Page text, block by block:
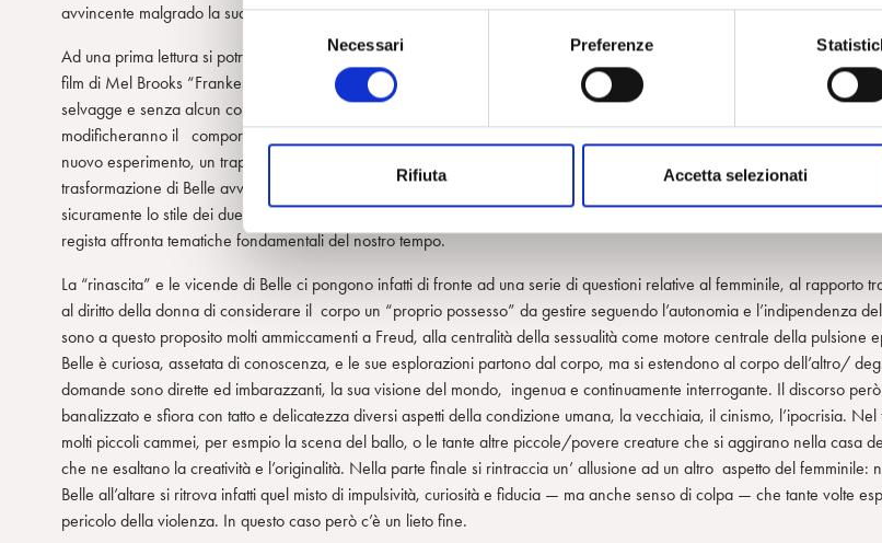
S
z
e
e
l
c
o
n
s
e
n
s
o
Necessari Preferenze
Rifiuta Accetta selezionati
avvincente malgrado la sua lunga durata.
Ad una prima lettura si potrebbe dire che “Povere creature” rappresenta una risposta al femminile, a distanza di circa
film di Mel Brooks “Frankestein Junior” (1974). Generate dalla mente visionaria di scienziati genialoidi, entrambe le
selvagge e senza alcun controllo sugli istinti; nello sviluppo della trama, andranno poi incontro ad una serie di mutamenti
modificheranno il comportamento nel rapporto tra “istinto” e “civiltà”. Nel film di Mel Brooks uttavia tale cambiamento è
nuovo esperimento, un trapianto nella mente della creatura di un po’ del cervello del suo creatore; al contrario in “Povere
trasformazione di Belle avviene gradualmente attraverso un “apprendere dall’esperienza” (Bion 1972). Un’altra
sicuramente lo stile dei due film, in Frankestein Junior l’ironia sconfina nella comicità, in “Povere Creature” con ironia e
regista affronta tematiche fondamentali del nostro tempo.
La “rinascita” e le vicende di Belle ci pongono infatti di fronte ad una serie di questioni relative al femminile, al rapporto
al diritto della donna di considerare il corpo un “proprio possesso” da gestire seguendo l’autonomia e l’indipendenza
sono a questo proposito molti ammiccamenti a Freud, alla centralità della sessualità come motore centrale della pulsione
Belle è curiosa, assetata di conoscenza, e le sue esplorazioni partono dal corpo, ma si estendono al corpo dell’altro/
domande sono dirette ed imbarazzanti, la sua visione del mondo, ingenua e continuamente interrogante. Il discorso
banalizzato e sfiora con tatto e delicatezza diversi aspetti della condizione umana, la vecchiaia, il cinismo, l’ipocrisia.
molti piccoli cammei, per esmpio la scena del ballo, o le tante altre piccole/povere creature che si aggirano nella casa
che ne esaltano la creatività e l’originalità. Nella parte finale si rintraccia un’ allusione ad un altro aspetto del femminile:
Belle all’altare si ritrova infatti quel misto di impulsività, curiosità e fiducia — ma anche senso di colpa — che tante volte
pericolo della violenza. In questo caso però c’è un lieto fine.